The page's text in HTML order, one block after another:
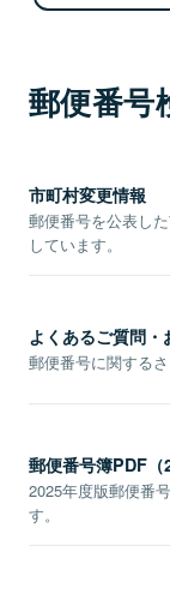
郵便番号
市町村変更情報
郵便番号を公表し
しています。
よくあるご質問・
郵便番号に関する
郵便番号簿PDF（
2025年度版郵便番
す。